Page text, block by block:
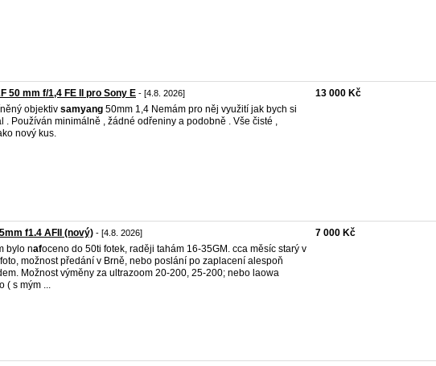
50 mm f/1,4 FE II pro Sony E - [4.8. 2026]
objektiv samyang 50mm 1,4 Nemám pro něj využití jak bych si
. Používán minimálně , žádné odřeniny a podobně . Vše čisté ,
nový kus.
13 000 Kč
f1.4 AFII (nový) - [4.8. 2026]
bylo nafoceno do 50ti fotek, raději tahám 16-35GM. cca měsíc starý v
možnost předání v Brně, nebo poslání po zaplacení alespoň
Možnost výměny za ultrazoom 20-200, 25-200; nebo laowa
( s mým ...
7 000 Kč